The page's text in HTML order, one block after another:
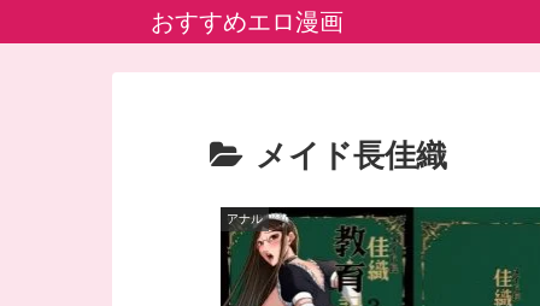
おすすめエロ漫画
メイド長佳織
アナル